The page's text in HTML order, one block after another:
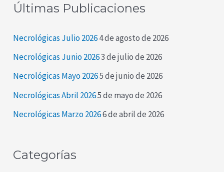
c
a
r
:
Últimas Publicaciones
Necrológicas Julio 20264 de agosto de 2026
Necrológicas Junio 20263 de julio de 2026
Necrológicas Mayo 20265 de junio de 2026
Necrológicas Abril 20265 de mayo de 2026
Necrológicas Marzo 20266 de abril de 2026
Categorías